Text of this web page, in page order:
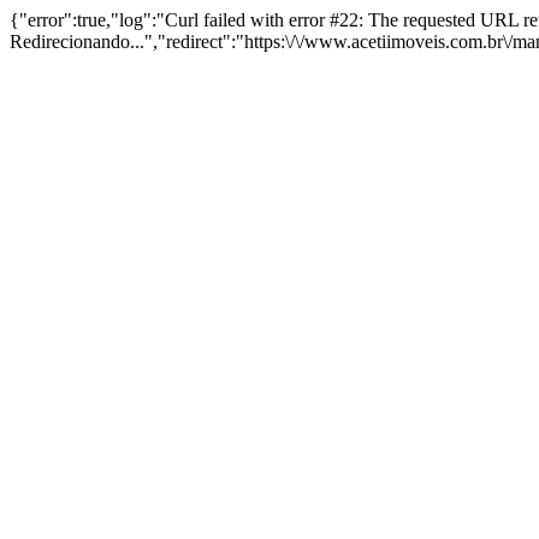
{"error":true,"log":"Curl failed with error #22: The requested URL
Redirecionando...","redirect":"https:\/\/www.acetiimoveis.com.br\/